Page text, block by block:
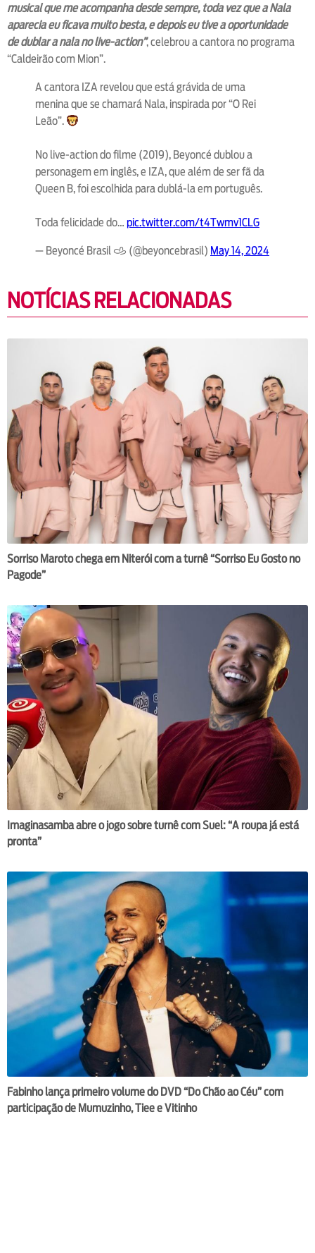
musical que me acompanha desde sempre, toda vez que a Nala
aparecia eu ficava muito besta, e depois eu tive a oportunidade
de dublar a nala no live-action”, celebrou a cantora no programa
“Caldeirão com Mion”.
A cantora IZA revelou que está grávida de uma
menina que se chamará Nala, inspirada por “O Rei
Leão”.
No live-action do filme (2019), Beyoncé dublou a
personagem em inglês, e IZA, que além de ser fã da
Queen B, foi escolhida para dublá-la em português.
Toda felicidade do… pic.twitter.com/t4Twmv1CLG
— Beyoncé Brasil 𐚁 (@beyoncebrasil) May 14, 2024
NOTÍCIAS RELACIONADAS
Sorriso Maroto chega em Niterói com a turnê “Sorriso Eu Gosto no
Pagode”
Imaginasamba abre o jogo sobre turnê com Suel: “A roupa já está
pronta”
Fabinho lança primeiro volume do DVD “Do Chão ao Céu” com
participação de Mumuzinho, Tiee e Vitinho